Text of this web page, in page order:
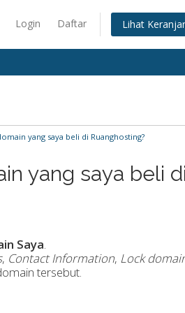
Login Daftar Lihat
yang saya beli di Ruanghosting?
yang saya beli di
Saya.
, Contact Information, Lock
tersebut.